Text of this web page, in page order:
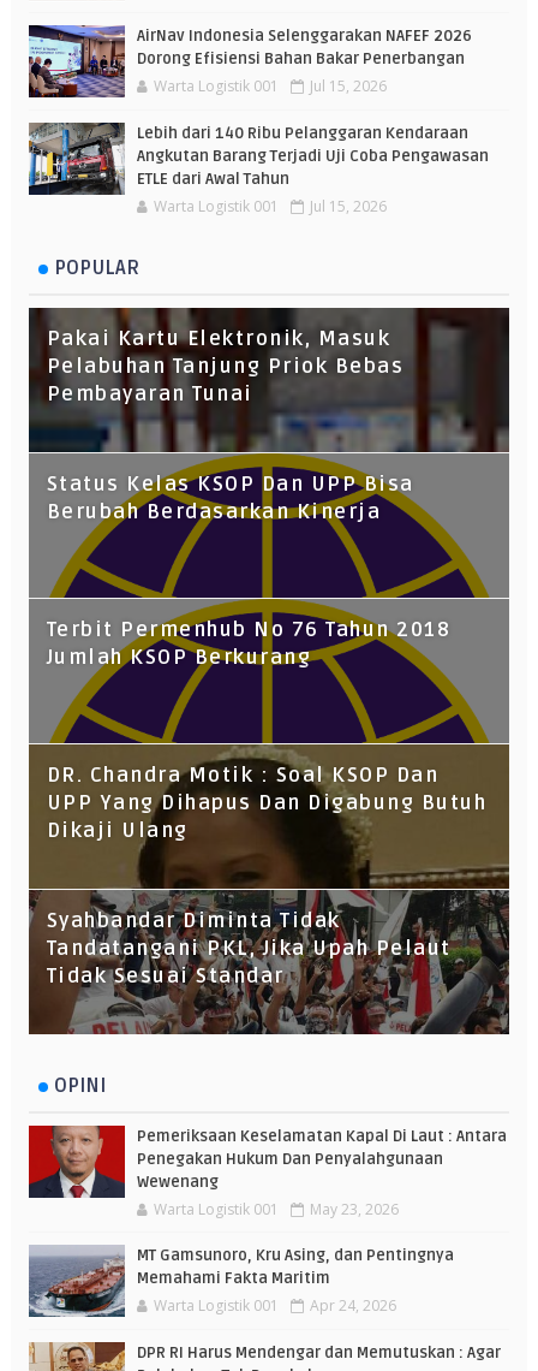
AirNav Indonesia Selenggarakan NAFEF 2026
Dorong Efisiensi Bahan Bakar Penerbangan
Warta Logistik 001 Jul 15, 2026
Lebih dari 140 Ribu Pelanggaran Kendaraan
Angkutan Barang Terjadi Uji Coba Pengawasan
ETLE dari Awal Tahun
Warta Logistik 001 Jul 15, 2026
POPULAR
Pakai Kartu Elektronik, Masuk
Pelabuhan Tanjung Priok Bebas
Pembayaran Tunai
Status Kelas KSOP Dan UPP Bisa
Berubah Berdasarkan Kinerja
Terbit Permenhub No 76 Tahun 2018
Jumlah KSOP Berkurang
DR. Chandra Motik : Soal KSOP Dan
UPP Yang Dihapus Dan Digabung Butuh
Dikaji Ulang
Syahbandar Diminta Tidak
Tandatangani PKL, Jika Upah Pelaut
Tidak Sesuai Standar
OPINI
Pemeriksaan Keselamatan Kapal Di Laut : Antara
Penegakan Hukum Dan Penyalahgunaan
Wewenang
Warta Logistik 001 May 23, 2026
MT Gamsunoro, Kru Asing, dan Pentingnya
Memahami Fakta Maritim
Warta Logistik 001 Apr 24, 2026
DPR RI Harus Mendengar dan Memutuskan : Agar